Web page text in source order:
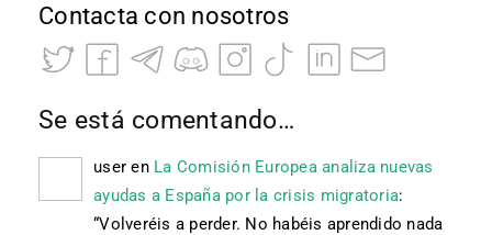
Contacta con nosotros
Se está comentando…
user en La Comisión Europea analiza nuevas
ayudas a España por la crisis migratoria:
“Volveréis a perder. No habéis aprendido nada